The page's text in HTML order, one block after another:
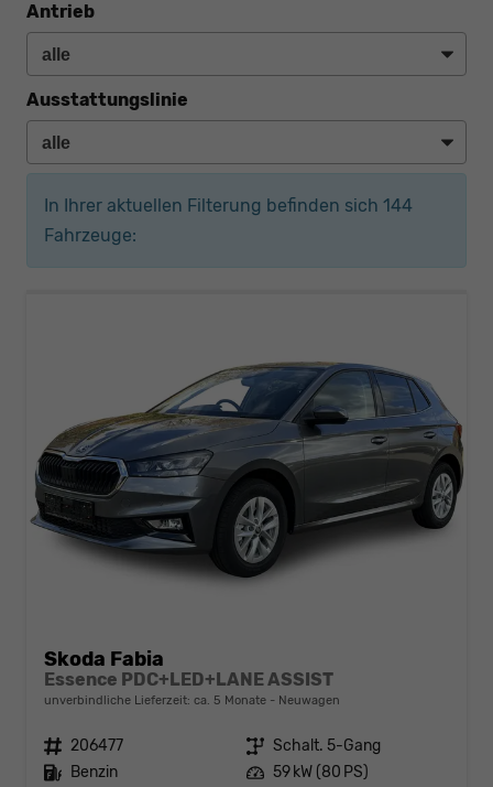
Antrieb
Ausstattungslinie
In Ihrer aktuellen Filterung befinden sich 144
Fahrzeuge:
Skoda Fabia
Essence PDC+LED+LANE ASSIST
unverbindliche Lieferzeit: ca. 5 Monate Neuwagen
Fahrzeugnr. 206477 Getriebe Schalt. 5-Gang
Kraftstoff Benzin Leistung 59 kW (80 PS)